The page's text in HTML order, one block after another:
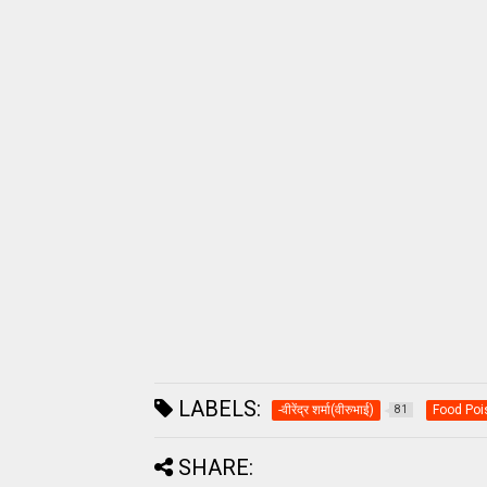
LABELS: -वीरेंद्र शर्मा(वीरुभाई) 81 Food
SHARE: